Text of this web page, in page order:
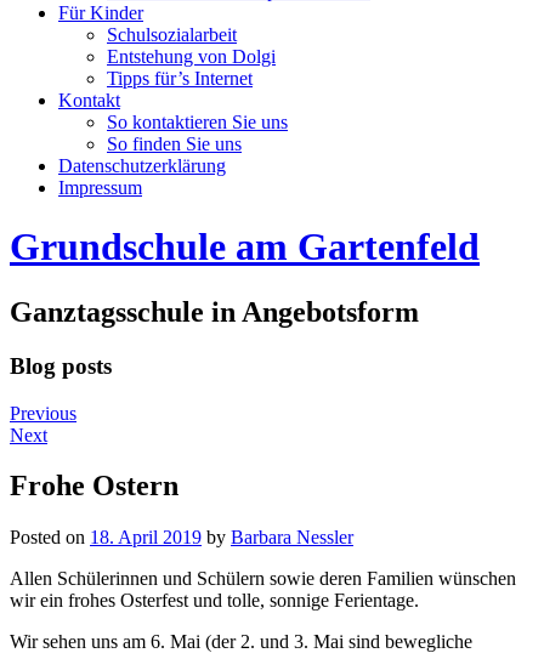
Für Kinder
Schulsozialarbeit
Entstehung von Dolgi
Tipps für’s Internet
Kontakt
So kontaktieren Sie uns
So finden Sie uns
Datenschutzerklärung
Impressum
Grundschule am Gartenfeld
Ganztagsschule in Angebotsform
Blog posts
Previous
Next
Frohe Ostern
Posted on 18. April 2019 by Barbara Nessler
Allen Schülerinnen und Schülern sowie deren Familien wünschen
wir ein frohes Osterfest und tolle, sonnige Ferientage.
Wir sehen uns am 6. Mai (der 2. und 3. Mai sind bewegliche